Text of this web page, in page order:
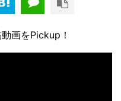
画をPickup！